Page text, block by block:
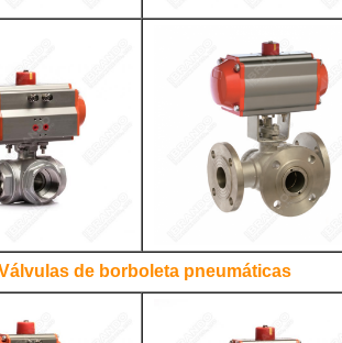
de borboleta pneumáticas